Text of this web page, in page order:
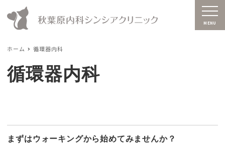
MENU
ホーム 循環器内科
循環器内科
まずはウォーキングから始めてみませんか？